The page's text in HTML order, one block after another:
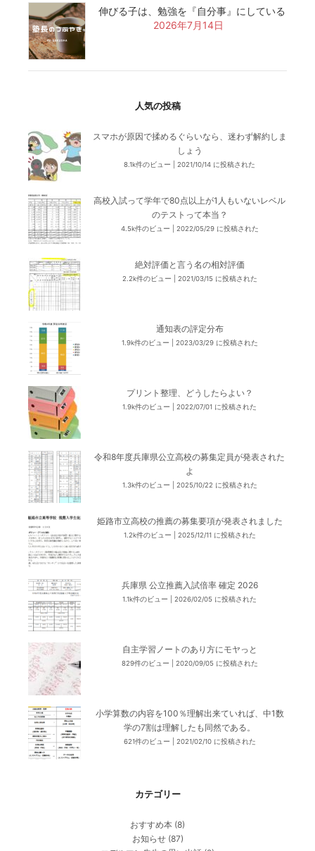
伸びる子は、勉強を『自分事』にしている
2026年7月14日
人気の投稿
スマホが原因で揉めるぐらいなら、迷わず解約しま
しょう
8.1k件のビュー 2021/10/14 に投稿された
高校入試って学年で80点以上が1人もいないレベル
のテストって本当？
4.5k件のビュー 2022/05/29 に投稿された
絶対評価と言う名の相対評価
2.2k件のビュー 2021/03/15 に投稿された
通知表の評定分布
1.9k件のビュー 2023/03/29 に投稿された
プリント整理、どうしたらよい？
1.9k件のビュー 2022/07/01 に投稿された
令和8年度兵庫県公立高校の募集定員が発表された
よ
1.3k件のビュー 2025/10/22 に投稿された
姫路市立高校の推薦の募集要項が発表されました
1.2k件のビュー 2025/12/11 に投稿された
兵庫県 公立推薦入試倍率 確定 2026
1.1k件のビュー 2026/02/05 に投稿された
自主学習ノートのあり方にモヤっと
829件のビュー 2020/09/05 に投稿された
小学算数の内容を100％理解出来ていれば、中1数
学の7割は理解したも同然である。
621件のビュー 2021/02/10 に投稿された
カテゴリー
おすすめ本 (8)
お知らせ(87)